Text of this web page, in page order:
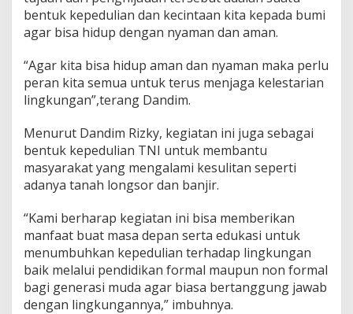
g
a
n
i
t
a
bentuk kepedulian dan kecintaan kita kepada bumi
agar bisa hidup dengan nyaman dan aman.
“Agar kita bisa hidup aman dan nyaman maka perlu
peran kita semua untuk terus menjaga kelestarian
lingkungan”,terang Dandim.
Menurut Dandim Rizky, kegiatan ini juga sebagai
bentuk kepedulian TNI untuk membantu
masyarakat yang mengalami kesulitan seperti
adanya tanah longsor dan banjir.
“Kami berharap kegiatan ini bisa memberikan
manfaat buat masa depan serta edukasi untuk
menumbuhkan kepedulian terhadap lingkungan
baik melalui pendidikan formal maupun non formal
bagi generasi muda agar biasa bertanggung jawab
dengan lingkungannya,” imbuhnya.